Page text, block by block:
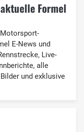
Formel
E-News und
Live-
alle
und exklusive